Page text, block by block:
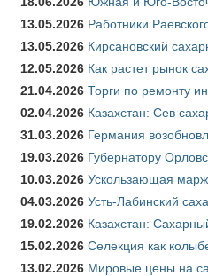
13.05.2026 Работники
13.05.2026 Кирсановский
12.05.2026 Как растет рынок
21.04.2026 Торги по ремонту
02.04.2026 Казахстан: Сев
31.03.2026 Германия
19.03.2026 Губернатору
10.03.2026 Ускользающая
04.03.2026 Усть-Лабинский
19.02.2026 Казахстан:
15.02.2026 Селекция как
13.02.2026 Мировые цены на